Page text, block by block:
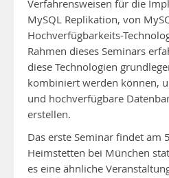
Verfahrensweisen für die
MySQL Replikation, von
Hochverfügbarkeits-
Rahmen dieses Seminars
diese Technologien
kombiniert werden können,
und hochverfügbare
erstellen.
Das erste Seminar findet am
Heimstetten bei München
es eine ähnliche